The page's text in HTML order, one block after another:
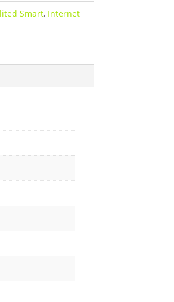
Smart, Internet